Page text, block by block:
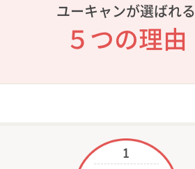
ユーキャンが選ばれる
５つの理由